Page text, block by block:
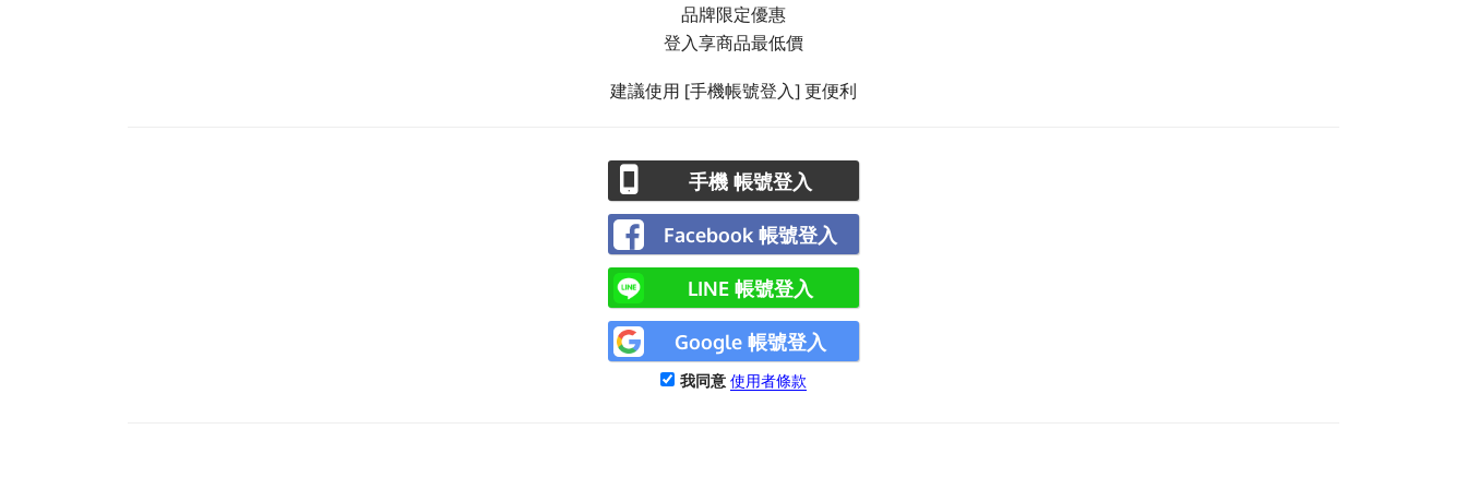
品牌限定優惠
登入享商品最低價
建議使用 [手機帳號登入] 更便利
手機 帳號登入
Facebook 帳號登入
LINE 帳號登入
Google 帳號登入
我同意 使用者條款